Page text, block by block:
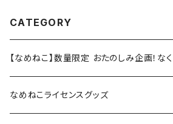
CATEGORY
【なめねこ】数量限定 おたのしみ企画！な
なめねこライセンスグッズ